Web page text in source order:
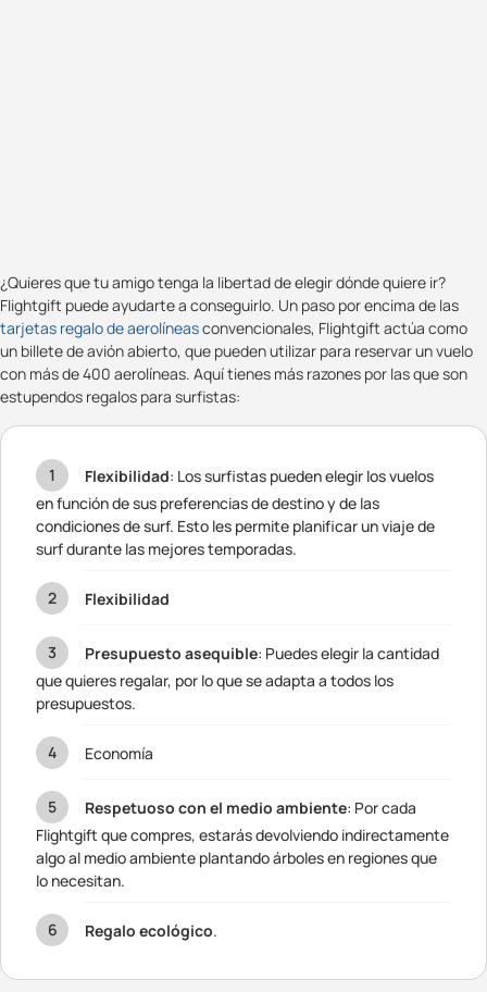
¿Quieres que tu amigo tenga la libertad de elegir dónde quiere ir?
Flightgift puede ayudarte a conseguirlo. Un paso por encima de las
tarjetas regalo de aerolíneasconvencionales, Flightgift actúa como
un billete de avión abierto, que pueden utilizar para reservar un vuelo
con más de 400 aerolíneas. Aquí tienes más razones por las que son
estupendos regalos para surfistas:
Flexibilidad: Los surfistas pueden elegir los vuelos
en función de sus preferencias de destino y de las
condiciones de surf. Esto les permite planificar un viaje de
surf durante las mejores temporadas.
Flexibilidad
Presupuesto asequible: Puedes elegir la cantidad
que quieres regalar, por lo que se adapta a todos los
presupuestos.
Economía
Respetuoso con el medio ambiente: Por cada
Flightgift que compres, estarás devolviendo indirectamente
algo al medio ambiente plantando árboles en regiones que
lo necesitan.
Regalo ecológico.